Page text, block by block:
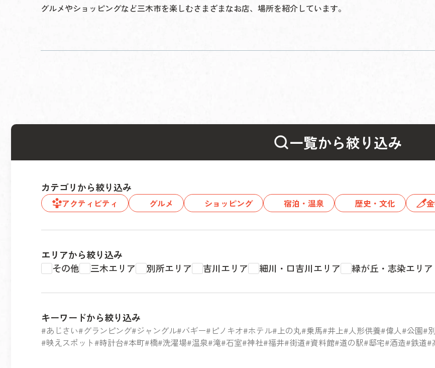
グルメやショッピングなど三木市を楽しむさまざまなお店、場所を紹介しています。
一覧から絞り込み
カテゴリから絞り込み
アクティビティ グルメ ショッピング 宿泊・温泉 歴史・文化
エリアから絞り込み
その他
三木エリア 別所エリア 吉川エリア 細川・口吉川エリア 緑が丘・志染エリア
キーワードから絞り込み
あじさい グランピング ジャングル バギー ピノキオ ホテル 上の丸 乗馬 井上 人形供養 偉人 公園
映えスポット
時計台 本町 橋 洗濯場 温泉 滝 石室 神社 福井 街道 資料館 道の駅 邸宅 酒造 鉄道